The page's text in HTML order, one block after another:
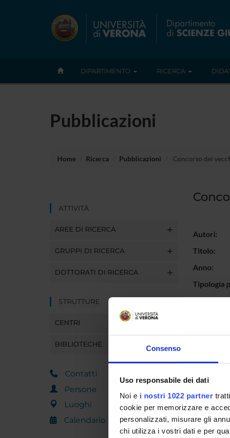
Consenso
Uso responsabile dei dati
Noi e i nostri 1022 partner
cookie per memorizzare e
personalizzati, misurare gli
chi utilizza i vostri dati e per
DIPARTIMENTO RICERCA
Pubblicazioni
Home Ricerca Pubblicazioni Concorso dei
ATTIVITÀ
AREE DI RICERCA
GRUPPI DI RICERCA
DOTTORATI DI RICERCA
STRUTTURE
CENTRI
BIBLIOTECHE
Contatti
Persone
Luoghi
Calendario
Autori:
Titolo:
Anno:
Tipologia
Tipologia
Titolo
Parole
Breve
contenuti:
Id
Handle